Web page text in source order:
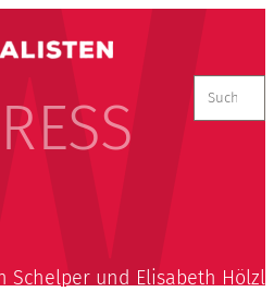
nach:
Schelper und Elisabeth Hölzl